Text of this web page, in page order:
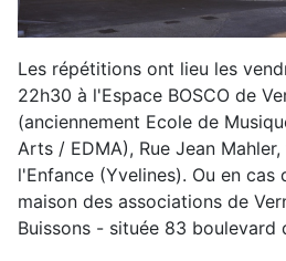
Les répétitions ont lieu les
22h30 à l'Espace BOSCO de
(anciennement Ecole de
Arts / EDMA), Rue Jean
l'Enfance (Yvelines). Ou en
maison des associations de
Buissons - située 83 boulevard